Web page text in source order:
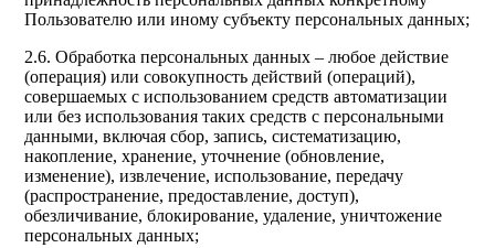
Пользователю или иному субъекту персональных данных;
2.6. Обработка персональных данных – любое действие
(операция) или совокупность действий (операций),
совершаемых с использованием средств автоматизации
или без использования таких средств с персональными
данными, включая сбор, запись, систематизацию,
накопление, хранение, уточнение (обновление,
изменение), извлечение, использование, передачу
(распространение, предоставление, доступ),
обезличивание, блокирование, удаление, уничтожение
персональных данных;